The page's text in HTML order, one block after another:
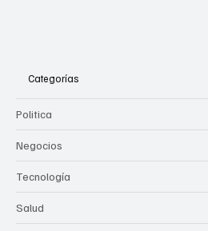
Categorías
Politica
Negocios
Tecnología
Salud